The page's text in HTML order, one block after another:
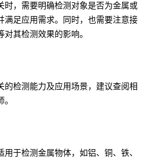
时，需要明确检测对象是否为金属或
满足应用需求。同时，也需要注意接
其检测效果的影响。
检测能力及应用场景，建议查阅相
于检测金属物体，如铝、铜、铁、